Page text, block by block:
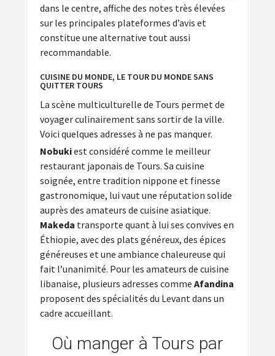
dans le centre, affiche des notes très élevées
sur les principales plateformes d’avis et
constitue une alternative tout aussi
recommandable.
CUISINE DU MONDE, LE TOUR DU MONDE SANS
QUITTER TOURS
La scène multiculturelle de Tours permet de
voyager culinairement sans sortir de la ville.
Voici quelques adresses à ne pas manquer.
Nobukiest considéré comme le meilleur
restaurant japonais de Tours. Sa cuisine
soignée, entre tradition nippone et finesse
gastronomique, lui vaut une réputation solide
auprès des amateurs de cuisine asiatique.
Makeda transporte quant à lui ses convives en
Éthiopie, avec des plats généreux, des épices
généreuses et une ambiance chaleureuse qui
fait l’unanimité. Pour les amateurs de cuisine
libanaise, plusieurs adresses comme Afandina
proposent des spécialités du Levant dans un
cadre accueillant.
Où manger à Tours par